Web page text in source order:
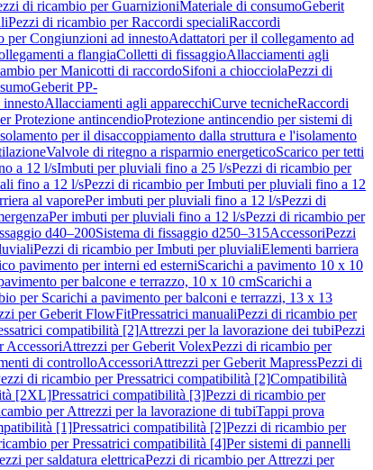
di ricambio per GuarnizioniMateriale di consumoGeberit
Pezzi di ricambio per Raccordi specialiRaccordi
per Congiunzioni ad innestoAdattatori per il collegamento ad
a flangiaColletti di fissaggioAllacciamenti agli
per Manicotti di raccordoSifoni a chiocciolaPezzi di
Geberit PP-
Allacciamenti agli apparecchiCurve tecnicheRaccordi
Protezione antincendioProtezione antincendio per sistemi di
per il disaccoppiamento dalla struttura e l'isolamento
Valvole di ritegno a risparmio energeticoScarico per tetti
a 12 l/sImbuti per pluviali fino a 25 l/sPezzi di ricambio per
fino a 12 l/sPezzi di ricambio per Imbuti per pluviali fino a 12
al vaporePer imbuti per pluviali fino a 12 l/sPezzi di
Per imbuti per pluviali fino a 12 l/sPezzi di ricambio per
d40–200Sistema di fissaggio d250–315AccessoriPezzi
Pezzi di ricambio per Imbuti per pluvialiElementi barriera
pavimento per interni ed esterniScarichi a pavimento 10 x 10
per balcone e terrazzo, 10 x 10 cmScarichi a
per Scarichi a pavimento per balconi e terrazzi, 13 x 13
per Geberit FlowFitPressatrici manualiPezzi di ricambio per
compatibilità [2]Attrezzi per la lavorazione dei tubiPezzi
AccessoriAttrezzi per Geberit VolexPezzi di ricambio per
di controlloAccessoriAttrezzi per Geberit MapressPezzi di
di ricambio per Pressatrici compatibilità [2]Compatibilità
[2XL]Pressatrici compatibilità [3]Pezzi di ricambio per
per Attrezzi per la lavorazione di tubiTappi prova
[1]Pressatrici compatibilità [2]Pezzi di ricambio per
per Pressatrici compatibilità [4]Per sistemi di pannelli
per saldatura elettricaPezzi di ricambio per Attrezzi per